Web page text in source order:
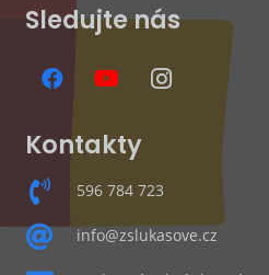
Sledujte nás
Kontakty
596 784 723
info@zslukasove.cz